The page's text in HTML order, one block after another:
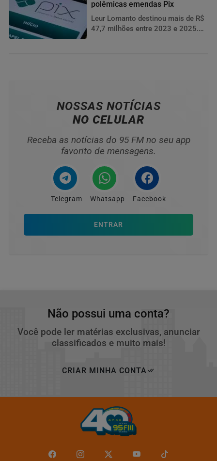
polêmicas emendas Pix
Leur Lomanto destinou mais de R$
47,7 milhões entre 2023 e 2025.
NOSSAS NOTÍCIAS
NO CELULAR
Receba as notícias do 95 FM no seu app
favorito de mensagens.
Telegram Whatsapp Facebook
ENTRAR
Não possui uma conta?
Você pode ler matérias exclusivas, anunciar
classificados e muito mais!
CRIAR MINHA CONTA